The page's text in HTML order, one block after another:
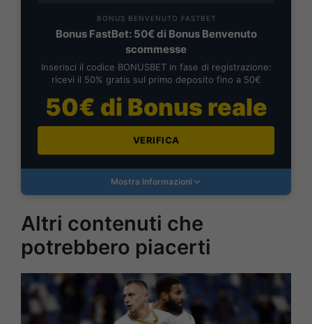
BONUS BENVENUTO FASTBET
Bonus FastBet: 50€ di Bonus Benvenuto
scommesse
Inserisci il codice BONUSBET in fase di registrazione:
ricevi il 50% gratis sul primo deposito fino a 50€
50€ di Bonus reale
VERIFICA
Mostra Informazioni
Altri contenuti che
potrebbero piacerti